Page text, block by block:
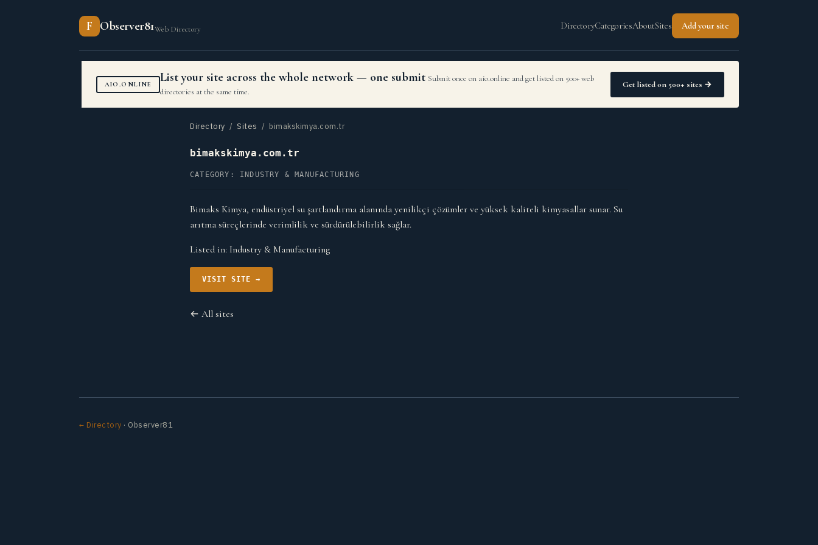
F Observer81Web Directory DirectoryCategoriesAboutSites Add your site
AIO.ONLINE List your site across the whole network — one submit Submit once on aio.online and get listed on 500+ web
directories at the same time.
Get listed on 500+ sites →
Directory / Sites / bimakskimya.com.tr
bimakskimya.com.tr
CATEGORY: INDUSTRY & MANUFACTURING
Bimaks Kimya, endüstriyel su şartlandırma alanında yenilikçi çözümler ve yüksek kaliteli kimyasallar sunar. Su
arıtma süreçlerinde verimlilik ve sürdürülebilirlik sağlar.
Listed in: Industry & Manufacturing
VISIT SITE →
← All sites
← Directory · Observer81